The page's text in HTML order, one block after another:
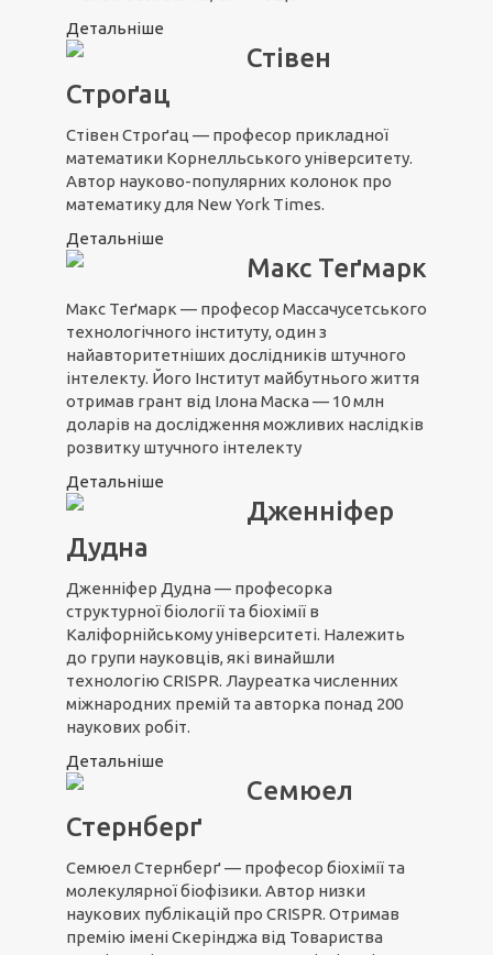
Детальніше
Стівен
Строґац
Стівен Строґац — професор прикладної
математики Корнелльського університету.
Автор науково-популярних колонок про
математику для New York Times.
Детальніше
Макс Теґмарк
Макс Теґмарк — професор Массачусетського
технологічного інституту, один з
найавторитетніших дослідників штучного
інтелекту. Його Інститут майбутнього життя
отримав грант від Ілона Маска — 10 млн
доларів на дослідження можливих наслідків
розвитку штучного інтелекту
Детальніше
Дженніфер
Дудна
Дженніфер Дудна — професорка
структурної біології та біохімії в
Каліфорнійському університеті. Належить
до групи науковців, які винайшли
технологію CRISPR. Лауреатка численних
міжнародних премій та авторка понад 200
наукових робіт.
Детальніше
Семюел
Стернберґ
Семюел Стернберґ — професор біохімії та
молекулярної біофізики. Автор низки
наукових публікацій про CRISPR. Отримав
премію імені Скерінджа від Товариства